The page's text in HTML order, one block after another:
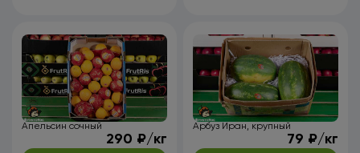
Апельсин сочный
290 ₽/кг
Арбуз Иран, крупный
79 ₽/кг